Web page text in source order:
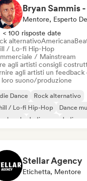
Mentore, Esperto
< 100 risposte date
alternativoAmericana
/ Lo-fi Hip-Hop
/ Mainstream
agli artisti consigli
agli artisti un
loro suono/produzione
Dance
Rock alternativo
/ Lo-fi Hip-Hop
Dance
rock
Indie pop
Indie
Stellar Agency
Etichetta, Mentore